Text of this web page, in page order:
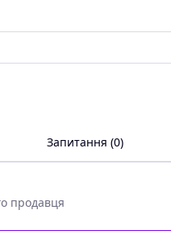
Запитання (0)
продавця